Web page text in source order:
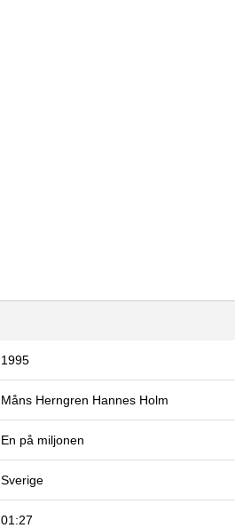
1995
Måns Herngren Hannes Holm
En på miljonen
Sverige
01:27